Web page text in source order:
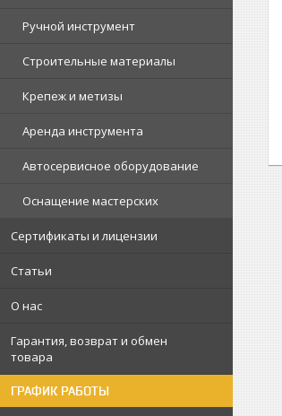
Ручной инструмент
Строительные материалы
Крепеж и метизы
Аренда инструмента
Автосервисное оборудование
Оснащение мастерских
Сертификаты и лицензии
Статьи
О нас
Гарантия, возврат и обмен
товара
ГРАФИК РАБОТЫ